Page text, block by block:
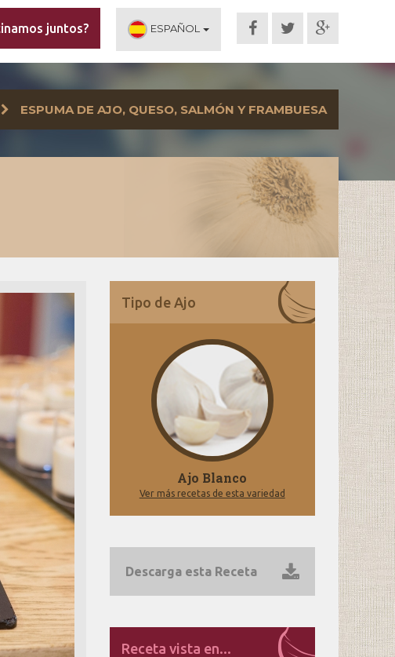
ESPAÑOL
juntos?
ESPUMA DE AJO, QUESO, SALMÓN Y FRAMBUESA
Tipo de Ajo
Ajo Blanco
Ver más recetas de esta variedad
Descarga esta Receta
Receta vista en...